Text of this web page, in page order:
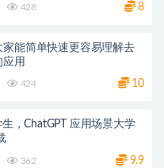
428 8
能简单快速更容易理解去
应用
424 10
，ChatGPT 应用场景大学
362 9.9